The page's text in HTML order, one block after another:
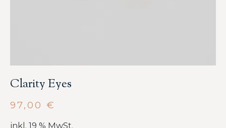
Clarity Eyes
97,00 €
inkl. 19 % MwSt.